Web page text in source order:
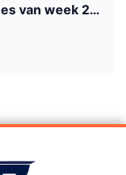
van week 29